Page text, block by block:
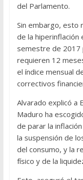
del Parlamento.
Sin embargo, esto
de la hiperinflación
semestre de 2017
requieren 12
el índice mensual
correctivos
Alvarado explicó a
Maduro ha
de parar la
la suspensión de
del consumo, y la
físico y de la